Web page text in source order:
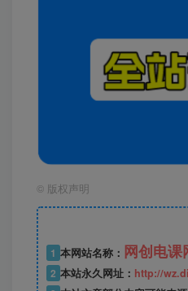
© 版权声明
1 本网站名称： 网创电课
2 本站永久网址： http://